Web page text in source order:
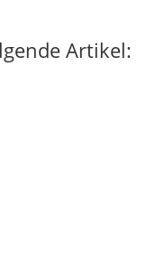
Artikel: